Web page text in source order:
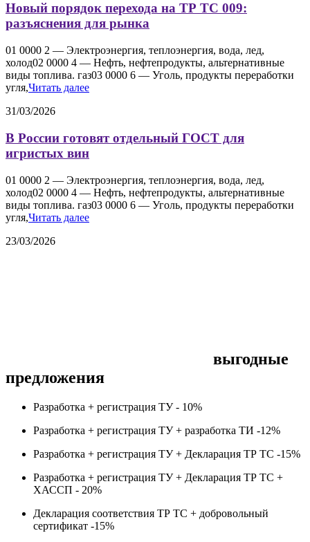
Новый порядок перехода на ТР ТС 009:
разъяснения для рынка
01 0000 2 — Электроэнергия, теплоэнергия, вода, лед,
холод02 0000 4 — Нефть, нефтепродукты, альтернативные
виды топлива. газ03 0000 6 — Уголь, продукты переработки
угля,Читать далее
31/03/2026
В России готовят отдельный ГОСТ для
игристых вин
01 0000 2 — Электроэнергия, теплоэнергия, вода, лед,
холод02 0000 4 — Нефть, нефтепродукты, альтернативные
виды топлива. газ03 0000 6 — Уголь, продукты переработки
угля,Читать далее
23/03/2026
выгодные
предложения
Разработка + регистрация ТУ - 10%
Разработка + регистрация ТУ + разработка ТИ -12%
Разработка + регистрация ТУ + Декларация ТР ТС -15%
Разработка + регистрация ТУ + Декларация ТР ТС +
ХАССП - 20%
Декларация соответствия ТР ТС + добровольный
сертификат -15%